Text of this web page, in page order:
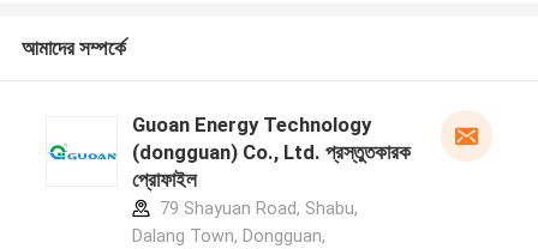
আমাদের সম্পর্কে
Guoan Energy Technology
(dongguan) Co., Ltd. প্রস্তুতকারক
প্রোফাইল
79 Shayuan Road, Shabu,
Dalang Town, Dongguan,